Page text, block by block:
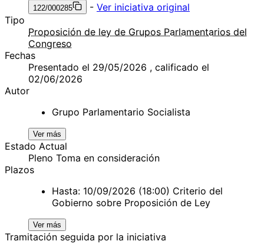
122/000285 - Ver iniciativa original
Tipo
Proposición de ley de Grupos Parlamentarios del
Congreso
Fechas
Presentado el 29/05/2026 , calificado el
02/06/2026
Autor
Grupo Parlamentario Socialista
Ver más
Estado Actual
Pleno Toma en consideración
Plazos
Hasta: 10/09/2026 (18:00) Criterio del
Gobierno sobre Proposición de Ley
Ver más
Tramitación seguida por la iniciativa